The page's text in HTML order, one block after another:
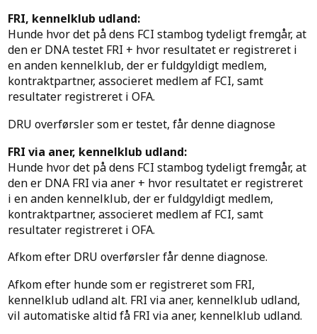
FRI, kennelklub udland:
Hunde hvor det på dens FCI stambog tydeligt fremgår, at
den er DNA testet FRI + hvor resultatet er registreret i
en anden kennelklub, der er fuldgyldigt medlem,
kontraktpartner, associeret medlem af FCI, samt
resultater registreret i OFA.
DRU overførsler som er testet, får denne diagnose
FRI via aner, kennelklub udland:
Hunde hvor det på dens FCI stambog tydeligt fremgår, at
den er DNA FRI via aner + hvor resultatet er registreret
i en anden kennelklub, der er fuldgyldigt medlem,
kontraktpartner, associeret medlem af FCI, samt
resultater registreret i OFA.
Afkom efter DRU overførsler får denne diagnose.
Afkom efter hunde som er registreret som FRI,
kennelklub udland alt. FRI via aner, kennelklub udland,
vil automatiske altid få FRI via aner, kennelklub udland.